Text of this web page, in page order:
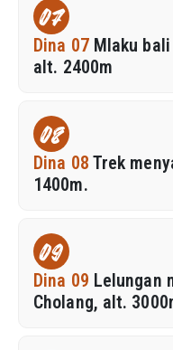
07
Dina 07 Mlaku
alt. 2400m
08
Dina 08 Trek
1400m.
09
Dina 09 Lelungan
Cholang, alt.